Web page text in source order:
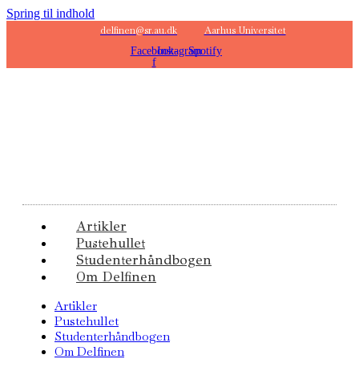
Spring til indhold
delfinen@sr.au.dk Aarhus Universitet
Facebook-
f
InstagramSpotify
Artikler
Pustehullet
Studenterhåndbogen
Om Delfinen
Artikler
Pustehullet
Studenterhåndbogen
Om Delfinen